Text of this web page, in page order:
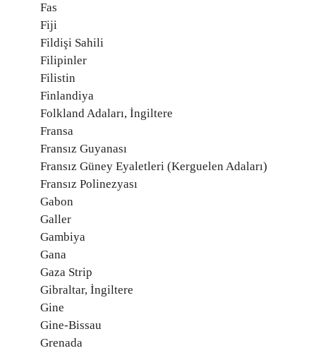
Fas
Fiji
Fildişi Sahili
Filipinler
Filistin
Finlandiya
Folkland Adaları, İngiltere
Fransa
Fransız Guyanası
Fransız Güney Eyaletleri (Kerguelen Adaları)
Fransız Polinezyası
Gabon
Galler
Gambiya
Gana
Gaza Strip
Gibraltar, İngiltere
Gine
Gine-Bissau
Grenada